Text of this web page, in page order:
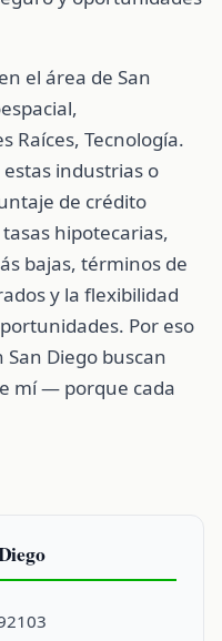
el área de San
Raíces, Tecnología.
industrias o
de crédito
hipotecarias,
bajas, términos de
y la flexibilidad
Por eso
Diego buscan
mí — porque cada